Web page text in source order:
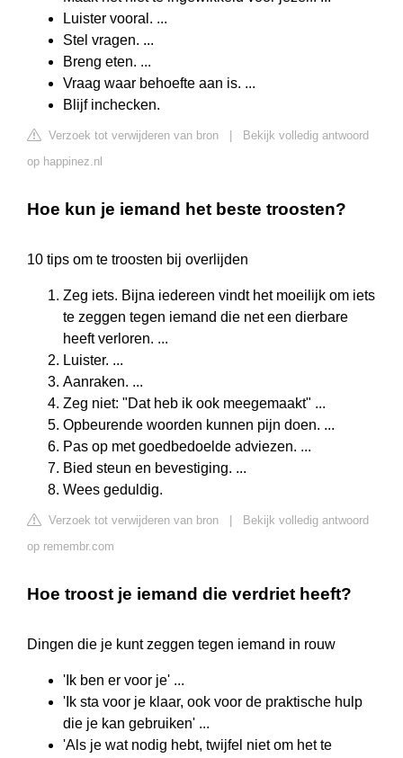
Luister vooral. ...
Stel vragen. ...
Breng eten. ...
Vraag waar behoefte aan is. ...
Blijf inchecken.
Verzoek tot verwijderen van bron
Bekijk volledig antwoord
op happinez.nl
Hoe kun je iemand het beste troosten?
10 tips om te troosten bij overlijden
Zeg iets. Bijna iedereen vindt het moeilijk om iets
te zeggen tegen iemand die net een dierbare
heeft verloren. ...
Luister. ...
Aanraken. ...
Zeg niet: "Dat heb ik ook meegemaakt" ...
Opbeurende woorden kunnen pijn doen. ...
Pas op met goedbedoelde adviezen. ...
Bied steun en bevestiging. ...
Wees geduldig.
Verzoek tot verwijderen van bron
Bekijk volledig antwoord
op remembr.com
Hoe troost je iemand die verdriet heeft?
Dingen die je kunt zeggen tegen iemand in rouw
'Ik ben er voor je' ...
'Ik sta voor je klaar, ook voor de praktische hulp
die je kan gebruiken' ...
'Als je wat nodig hebt, twijfel niet om het te